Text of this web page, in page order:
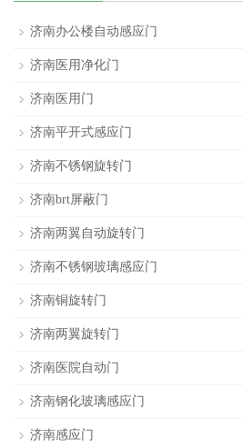
济南办公楼自动感应门
济南医用净化门
济南医用门
济南平开式感应门
济南不锈钢旋转门
济南brt屏蔽门
济南两翼自动旋转门
济南不锈钢玻璃感应门
济南铜旋转门
济南两翼旋转门
济南医院自动门
济南钢化玻璃感应门
济南感应门